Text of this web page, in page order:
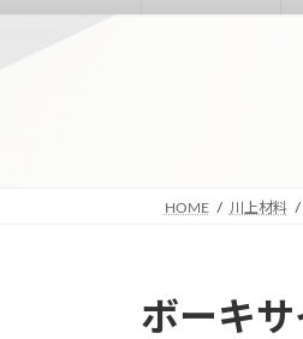
ス
ン
HOME 川上材料
ボーキ